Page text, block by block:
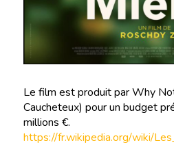
Le film est produit par Why
Caucheteux) pour un budget
millions €.
https://fr.wikipedia.org/wiki/